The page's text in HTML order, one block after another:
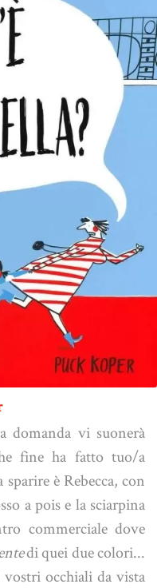
domanda vi suonerà
fine ha fatto tuo/a
è Rebecca, con
a pois e la sciarpina
commerciale dove
di quei due colori...
occhiali da vista